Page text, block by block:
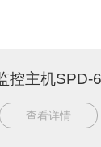
控主机SPD-
查看详情